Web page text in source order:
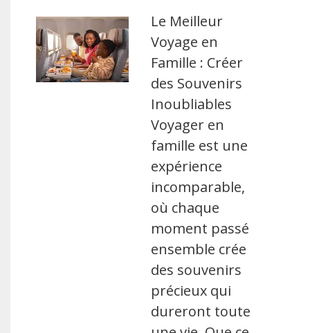
Le Meilleur
Voyage en
Famille : Créer
des Souvenirs
Inoubliables
Voyager en
famille est une
expérience
incomparable,
où chaque
moment passé
ensemble crée
des souvenirs
précieux qui
dureront toute